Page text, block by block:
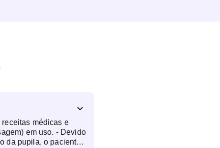
médicas e
em uso. - Devido
da pupila, o paciente